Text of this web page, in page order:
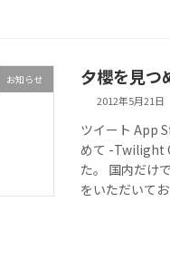
お知らせ 夕櫻を見つ
2012年5月21日
ツイート App
めて -Twilight
た。 国内だけ
をいただいて